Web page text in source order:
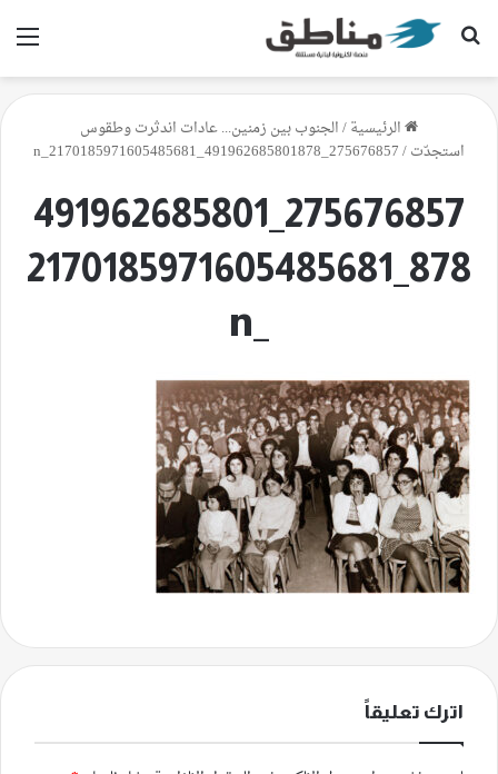
بحث عن
الرئيسية/الجنوب بين زمنين... عادات اندثرت وطقوس
استجدّت/
275676857_491962685801878_2170185971605485681_n
275676857_491962685801
878_2170185971605485681
اترك تعليقاً